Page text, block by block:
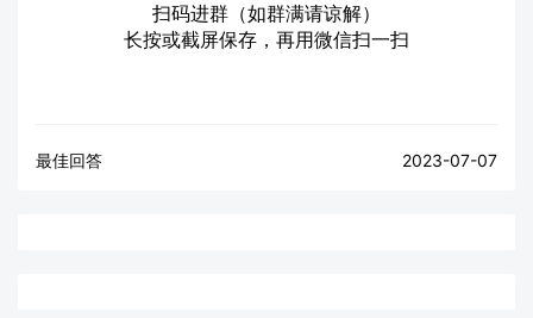
扫码进群（如群满请谅解）
长按或截屏保存，再用微信扫一扫
最佳回答 2023-07-07